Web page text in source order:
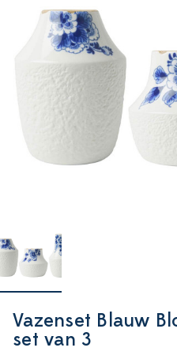
Vazenset Blauw
set van 3